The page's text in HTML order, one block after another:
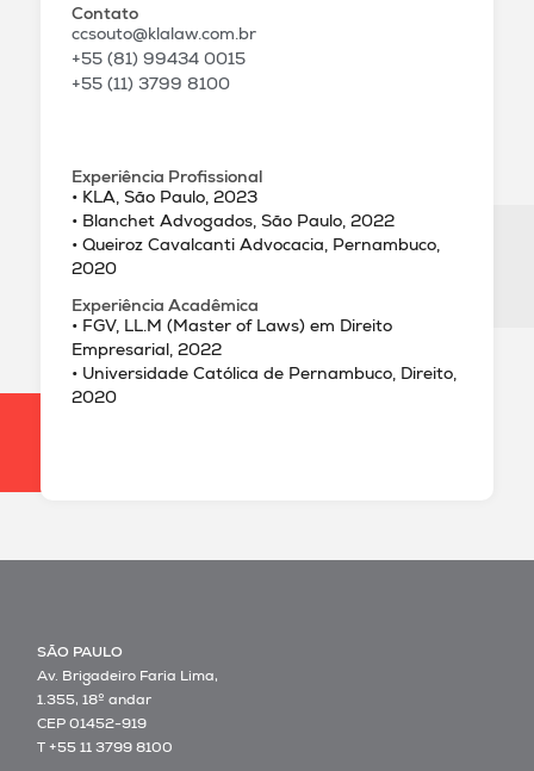
Contato
ccsouto@klalaw.com.br
+55 (81) 99434 0015
+55 (11) 3799 8100
Experiência Profissional
• KLA, São Paulo, 2023
• Blanchet Advogados, São Paulo, 2022
• Queiroz Cavalcanti Advocacia, Pernambuco,
2020
Experiência Acadêmica
• FGV, LL.M (Master of Laws) em Direito
Empresarial, 2022
• Universidade Católica de Pernambuco, Direito,
2020
SÃO PAULO
Av. Brigadeiro Faria Lima,
1.355, 18º andar
CEP 01452-919
T +55 11 3799 8100